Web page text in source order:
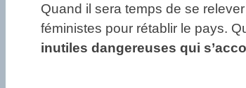
Quand il sera temps de se
féministes pour rétablir le pays.
inutiles dangereuses qui